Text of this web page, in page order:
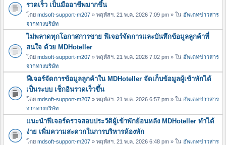
รวดเร็ว เป็นมืออาชีพมากขึ้น
โดย mdsoft-support-m207 » พฤหัสฯ. 21 พ.ค. 2026 7:09 pm » ใน อัพเดทข่าวสาร
จากทางบริษัท
ไม่พลาดทุกโอกาสการขาย ฟีเจอร์จัดการและบันทึกข้อมูลลูกค้าที่
สนใจ ด้วย MDHoteller
โดย mdsoft-support-m207 » พฤหัสฯ. 21 พ.ค. 2026 7:02 pm » ใน อัพเดทข่าวสาร
จากทางบริษัท
ฟีเจอร์จัดการข้อมูลลูกค้าใน MDHoteller จัดเก็บข้อมูลผู้เข้าพักได้
เป็นระบบ เช็กอินรวดเร็วขึ้น
โดย mdsoft-support-m207 » พฤหัสฯ. 21 พ.ค. 2026 6:57 pm » ใน อัพเดทข่าวสาร
จากทางบริษัท
แนะนำฟีเจอร์ตรวจสอบประวัติผู้เข้าพักย้อนหลัง MDHoteller ทำได้
ง่าย เพิ่มความสะดวกในการบริหารห้องพัก
โดย mdsoft-support-m207 » พฤหัสฯ. 21 พ.ค. 2026 6:48 pm » ใน อัพเดทข่าวสาร